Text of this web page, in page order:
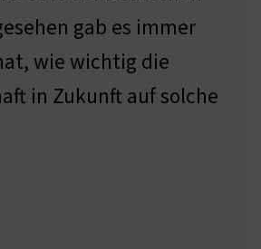
gab es immer
wie wichtig die
in Zukunft auf solche